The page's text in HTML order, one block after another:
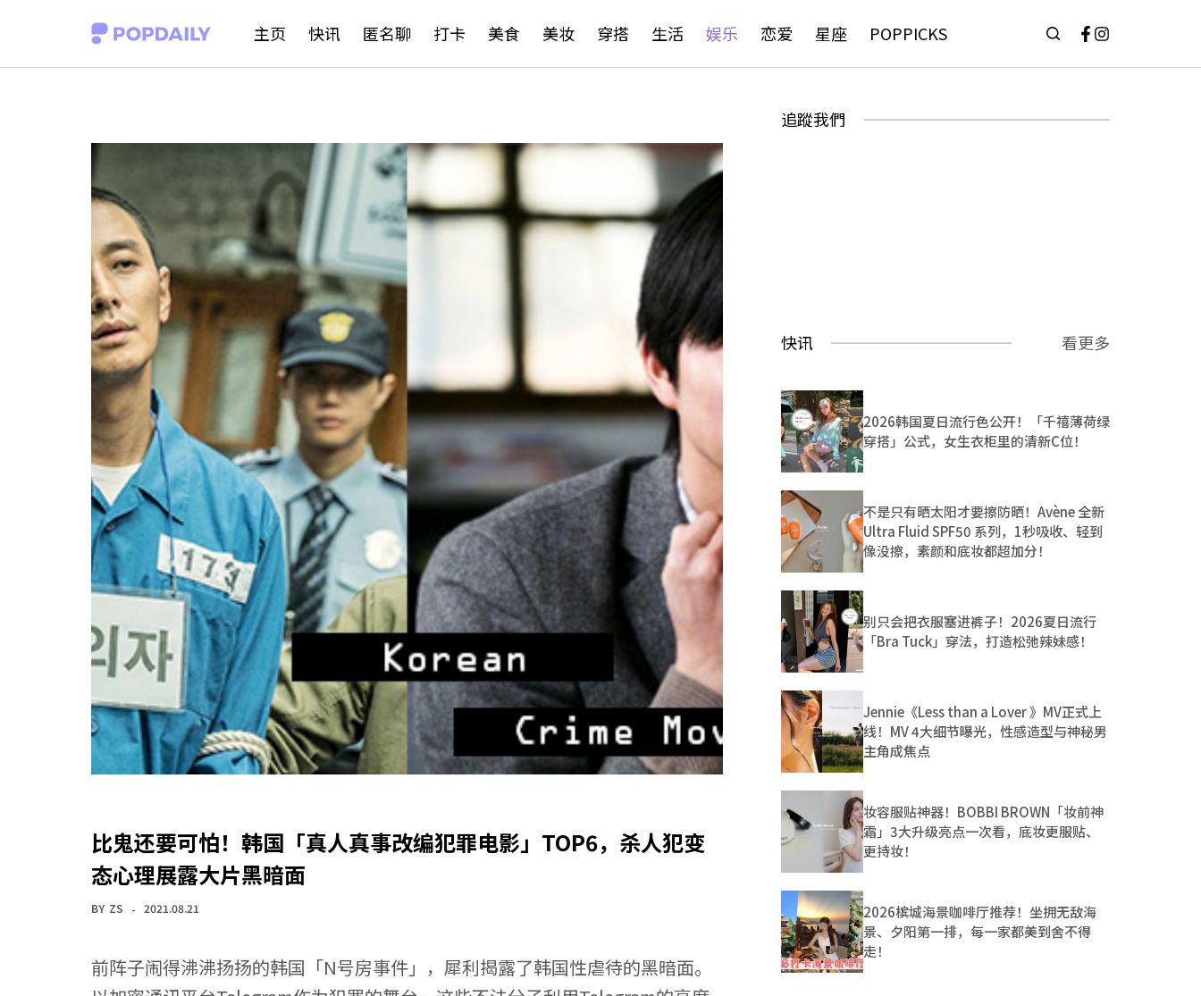
主页 快讯 匿名聊 打卡 美食 美妆 穿搭 生活 娱乐 恋爱 星座 POPPICKS
比鬼还要可怕！韩国「真人真事改编犯罪电影」TOP6，杀人犯变
态心理展露大片黑暗面
BY ZS 2021.08.21
前阵子闹得沸沸扬扬的韩国「N号房事件」，犀利揭露了韩国性虐待的黑暗面。
追蹤我們
快讯 看更多
2026韩国夏日流行色公开！「千禧薄荷绿
穿搭」公式，女生衣柜里的清新C位！
不是只有晒太阳才要擦防晒！Avène 全新
Ultra Fluid SPF50 系列，1秒吸收、轻到
像没擦，素颜和底妆都超加分！
别只会把衣服塞进裤子！2026夏日流行
「Bra Tuck」穿法，打造松弛辣妹感！
Jennie《Less than a Lover 》MV正式上
线！MV 4大细节曝光，性感造型与神秘男
主角成焦点
妆容服贴神器！BOBBI BROWN「妆前神
霜」3大升级亮点一次看，底妆更服贴、
更持妆！
2026槟城海景咖啡厅推荐！坐拥无敌海
景、夕阳第一排，每一家都美到舍不得
走！